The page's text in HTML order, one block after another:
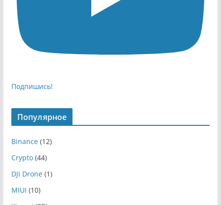
Подпишись!
Популярное
Binance(12)
Crypto(44)
DJI Drone(1)
MIUI (10)